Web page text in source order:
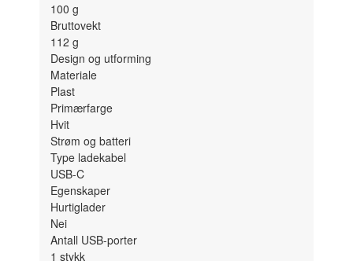
100g
Bruttovekt
112g
Design og utforming
Materiale
Plast
Primærfarge
Hvit
Strøm og batteri
Type ladekabel
USB-C
Egenskaper
Hurtiglader
Nei
Antall USB-porter
1stykk